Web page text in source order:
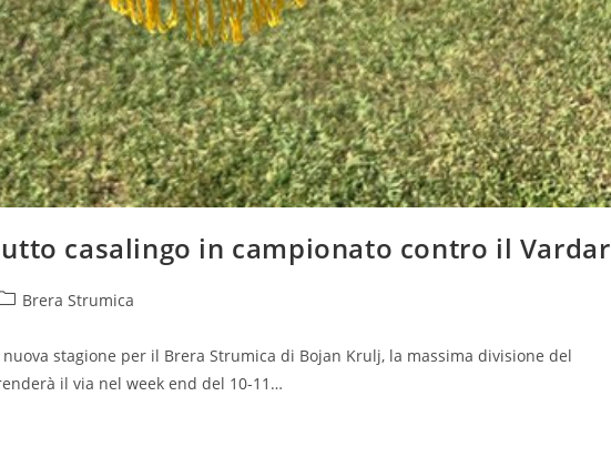
casalingo in campionato contro il Vardar
Brera Strumica
stagione per il Brera Strumica di Bojan Krulj, la massima divisione del
il via nel week end del 10-11…